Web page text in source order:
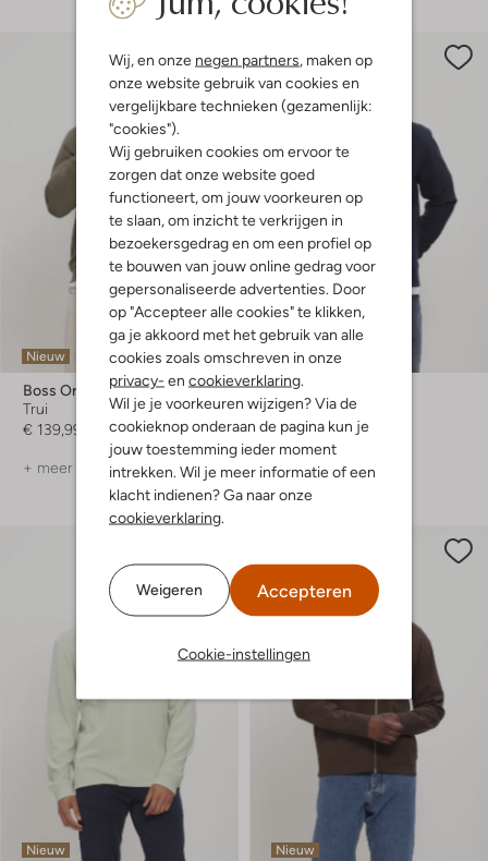
Wij, en onze negen partners , maken op
onze website gebruik van cookies en
vergelijkbare technieken (gezamenlijk:
"cookies").
Wij gebruiken cookies om ervoor te
zorgen dat onze website goed
functioneert, om jouw voorkeuren op
te slaan, om inzicht te verkrijgen in
bezoekersgedrag en om een profiel op
te bouwen van jouw online gedrag voor
gepersonaliseerde advertenties. Door
op "Accepteer alle cookies" te klikken,
ga je akkoord met het gebruik van alle
cookies zoals omschreven in onze
privacy- en cookieverklaring
Wil je je voorkeuren wijzigen? Via de
cookieknop onderaan de pagina kun je
jouw toestemming ieder moment
intrekken. Wil je meer informatie of een
klacht indienen? Ga naar onze
cookieverklaring
Weigeren Accepteren
Cookie-instellingen
Nieuw
Boss Orange
Trui
€ 139,99
+ meer kleuren
Nieuw
Boss Orange
Trui
€ 119,99
Nieuw Nieuw